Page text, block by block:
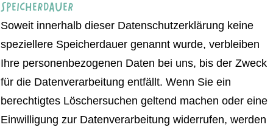
Speicherdauer
Soweit innerhalb dieser Datenschutzerklärung keine
speziellere Speicherdauer genannt wurde, verbleiben
Ihre personenbezogenen Daten bei uns, bis der Zweck
für die Datenverarbeitung entfällt. Wenn Sie ein
berechtigtes Löschersuchen geltend machen oder eine
Einwilligung zur Datenverarbeitung widerrufen, werden